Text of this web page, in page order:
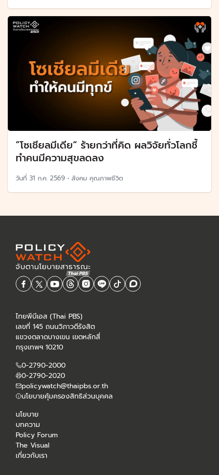
”โซเชียลมีเดีย“ ร้ายกว่าที่คิด ผลวิจัยทั่วโลกชี้
ทำคนมีความสุขลดลง
วันที่ 31 ก.ค. 2569 • สังคม คุณภาพชีวิต
ไทยพีบีเอส (Thai PBS)
เลขที่ 145 ถนนวิภาวดีรังสิต
แขวงตลาดบางเขน เขตหลักสี่
กรุงเทพฯ 10210
0-2790-2000
0-2790-2020
policywatch@thaipbs.or.th
นโยบายคุ้มครองสิทธิส่วนบุคคล
นโยบาย
บทความ
Policy Forum
The Visual
เกี่ยวกับเรา